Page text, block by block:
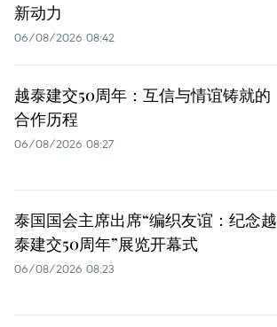
新动力
06/08/2026 08:42
越泰建交50周年：互信与情谊铸就的
合作历程
06/08/2026 08:27
泰国国会主席出席“编织友谊：纪念越
泰建交50周年”展览开幕式
06/08/2026 08:23